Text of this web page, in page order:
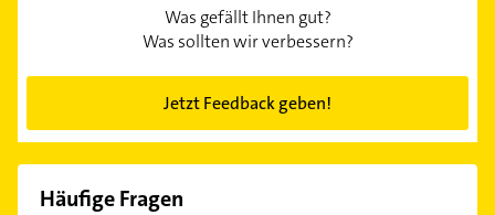
Was gefällt Ihnen gut?
Was sollten wir verbessern?
Jetzt Feedback geben!
Häufige Fragen